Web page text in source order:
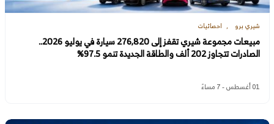
شيري برو احصائيات
مبيعات مجموعة شيري تقفز إلى 276,820 سيارة في يوليو 2026..
الصادرات تتجاوز 202 ألف والطاقة الجديدة تنمو 97.5%
01 أغسطس - 7 مساءً